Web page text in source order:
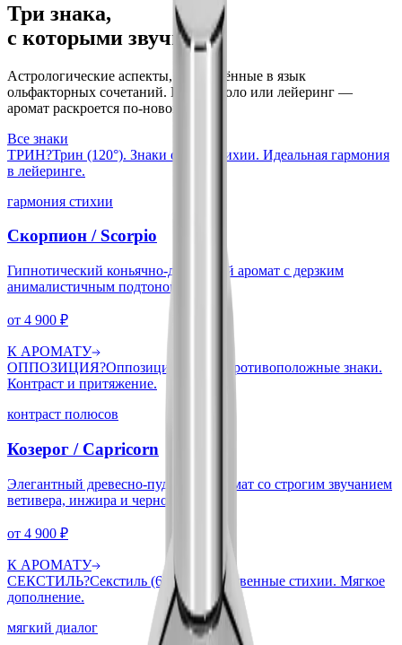
Три знака,
с которыми звучит
Астрологические аспекты, переведённые в язык
ольфакторных сочетаний. Носите соло или лейеринг —
аромат раскроется по-новому.
Все знаки
ТРИН?Трин (120°). Знаки одной стихии. Идеальная гармония
в лейеринге.
гармония стихии
Скорпион / Scorpio
Гипнотический коньячно-древесный аромат с дерзким
анималистичным подтоном.
от 4 900 ₽
К АРОМАТУ
ОППОЗИЦИЯ?Оппозиция (180°). Противоположные знаки.
Контраст и притяжение.
контраст полюсов
Козерог / Capricorn
Элегантный древесно-пудровый аромат со строгим звучанием
ветивера, инжира и черного чая.
от 4 900 ₽
К АРОМАТУ
СЕКСТИЛЬ?Секстиль (60°). Дружественные стихии. Мягкое
дополнение.
мягкий диалог